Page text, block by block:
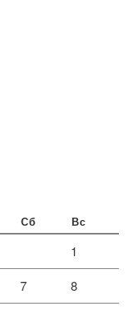
Сб Вс
1
7 8